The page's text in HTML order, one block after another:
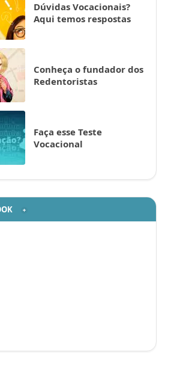
Dúvidas Vocacionais?
Aqui temos respostas
Conheça o fundador dos
Redentoristas
Faça esse Teste
Vocacional